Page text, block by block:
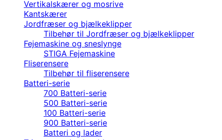
Vertikalskærer og mosrive
Kantskærer
Jordfræser og bjælkeklipper
Tilbehør til Jordfræser og bjælkeklipper
Fejemaskine og sneslynge
STIGA Fejemaskine
Fliserensere
Tilbehør til fliserensere
Batteri-serie
700 Batteri-serie
500 Batteri-serie
100 Batteri-serie
900 Batteri-serie
Batteri og lader